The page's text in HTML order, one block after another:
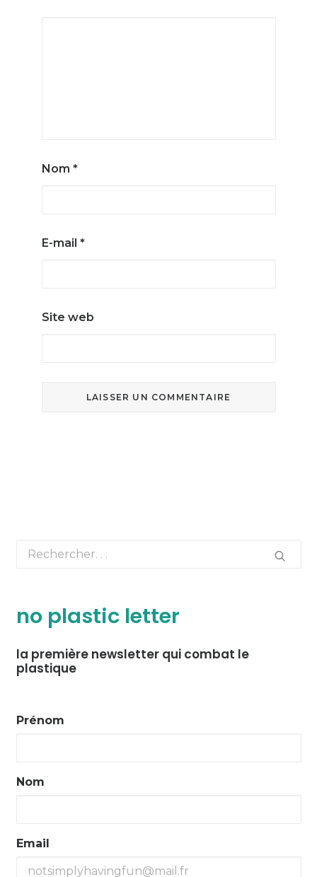
Nom *
E-mail *
Site web
no plastic letter
la première newsletter qui combat le
plastique
Prénom
Nom
Email